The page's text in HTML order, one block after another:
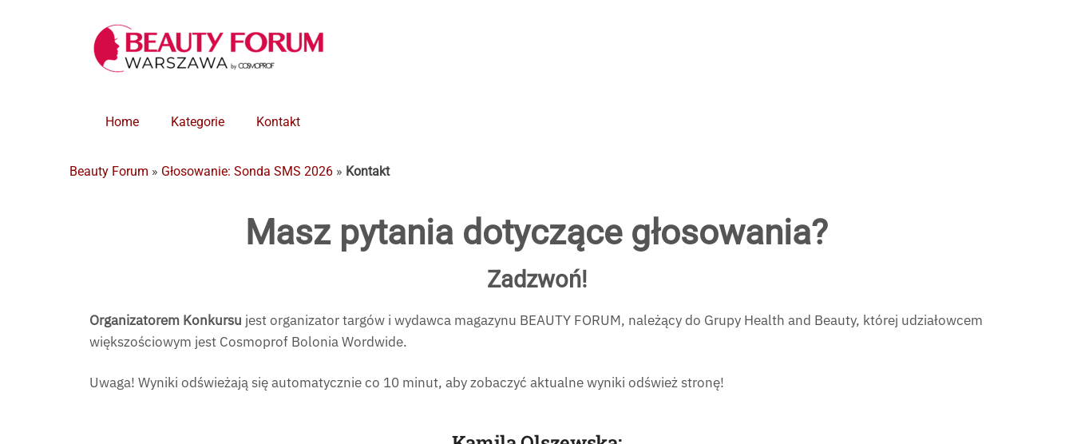
Home Kategorie Kontakt
Beauty Forum » Głosowanie: Sonda SMS 2026 » Kontakt
Masz pytania dotyczące głosowania?
Zadzwoń!
Organizatorem Konkursu jest organizator targów i wydawca magazynu BEAUTY FORUM, należący do Grupy Health and Beauty, której udziałowcem
większościowym jest Cosmoprof Bolonia Wordwide.
Uwaga! Wyniki odświeżają się automatycznie co 10 minut, aby zobaczyć aktualne wyniki odśwież stronę!